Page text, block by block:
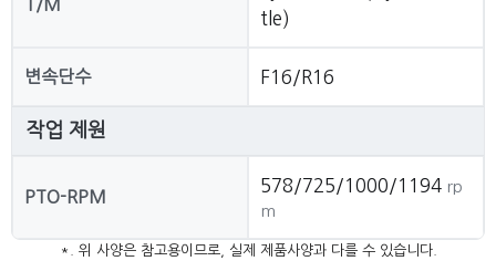
T/M
tle)
변속단수 F16/R16
작업 제원
PTO-RPM
578/725/1000/1194 rp
m
*. 위 사양은 참고용이므로, 실제 제품사양과 다를 수 있습니다.